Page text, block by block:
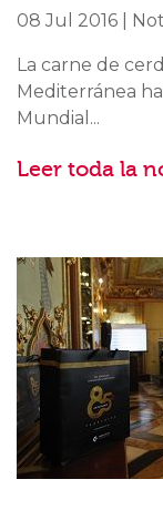
08 Jul 2016 |
La carne de
Mediterránea
Mundial...
Leer toda la